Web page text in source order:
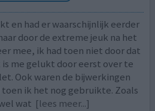
en had er waarschijnlijk eerder
door de extreme jeuk na het
mee, ik had toen niet door dat
me gelukt door eerst over te
Ook waren de bijwerkingen
ik het nog gebruikte. Zoals
wat [lees meer...]